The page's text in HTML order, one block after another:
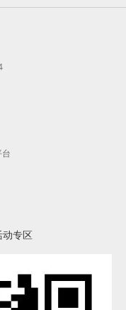
动专区